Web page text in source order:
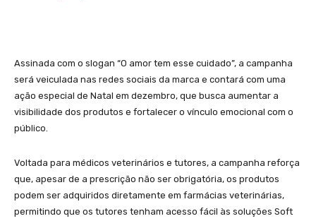
Assinada com o slogan “O amor tem esse cuidado”, a campanha
será veiculada nas redes sociais da marca e contará com uma
ação especial de Natal em dezembro, que busca aumentar a
visibilidade dos produtos e fortalecer o vínculo emocional com o
público.
Voltada para médicos veterinários e tutores, a campanha reforça
que, apesar de a prescrição não ser obrigatória, os produtos
podem ser adquiridos diretamente em farmácias veterinárias,
permitindo que os tutores tenham acesso fácil às soluções Soft